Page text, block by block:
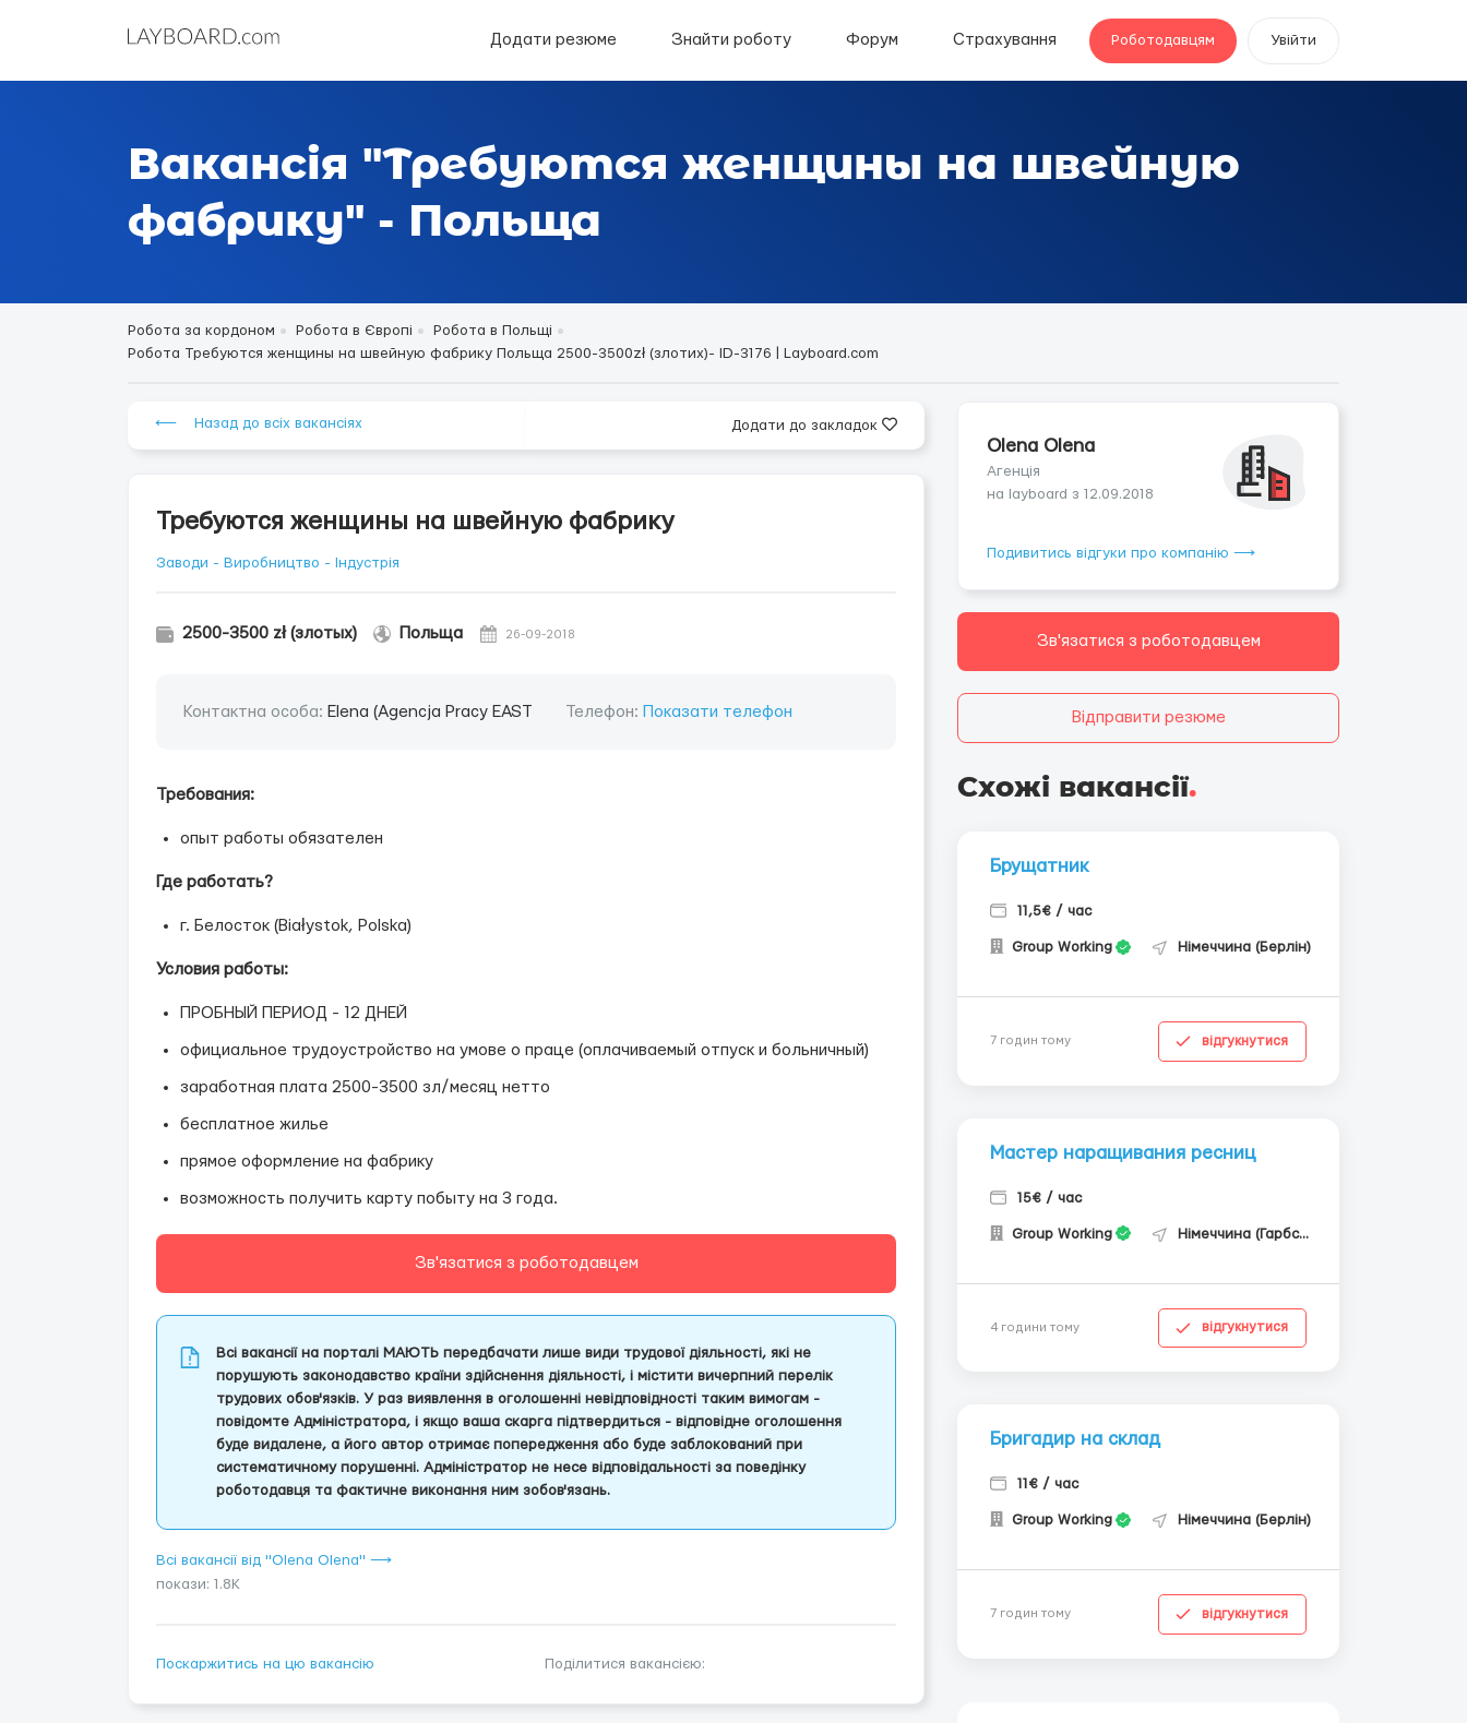
Додати резюме Знайти роботу Форум Страхування Роботодавцям Увійти
Вакансія "Требуются женщины на швейную
фабрику" - Польща
Робота за кордоном Робота в Європі
Робота в Польщі
Робота Требуются женщины на швейную фабрику Польща 2500-3500zł (злотих)- ID-3176 | Layboard.com
⟵ Назад до всіх вакансіях Додати до закладок
Требуются женщины на швейную фабрику
Заводи - Виробництво - Індустрія
2500-3500 zł (злотых) Польща 26-09-2018
Контактна особа: Elena (Agencja Pracy EAST Телефон: Показати телефон
Требования:
опыт работы обязателен
Где работать?
г. Белосток (Białystok, Polska)
Условия работы:
ПРОБНЫЙ ПЕРИОД - 12 ДНЕЙ
официальное трудоустройство на умове о праце (оплачиваемый отпуск и больничный)
заработная плата 2500-3500 зл/месяц нетто
бесплатное жилье
прямое оформление на фабрику
возможность получить карту побыту на 3 года.
Зв'язатися з роботодавцем
Всі вакансії на порталі МАЮТЬ передбачати лише види трудової діяльності, які не
порушують законодавство країни здійснення діяльності, і містити вичерпний перелік
трудових обов'язків. У раз виявлення в оголошенні невідповідності таким вимогам -
повідомте Адміністратора, і якщо ваша скарга підтвердиться - відповідне оголошення
буде видалене, а його автор отримає попередження або буде заблокований при
систематичному порушенні. Адміністратор не несе відповідальності за поведінку
роботодавця та фактичне виконання ним зобов'язань.
Всі вакансії від "Olena Olena" ⟶
покази: 1.8K
Поскаржитись на цю вакансію Поділитися вакансією:
Olena Olena
Агенція
на layboard з 12.09.2018
Подивитись відгуки про компанію ⟶
Зв'язатися з роботодавцем
Відправити резюме
Схожі вакансії.
Брущатник
11,5€ / час
Group Working Німеччина (Берлін)
7 годин тому відгукнутися
Мастер наращивания ресниц
15€ / час
Group Working Німеччина (Гарбсен)
4 години тому відгукнутися
Бригадир на склад
11€ / час
Group Working Німеччина (Берлін)
7 годин тому відгукнутися